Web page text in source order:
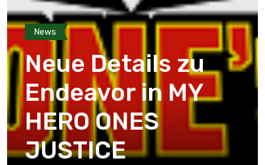
News
Neue Details zu
Endeavor in MY
HERO ONES
JUSTICE